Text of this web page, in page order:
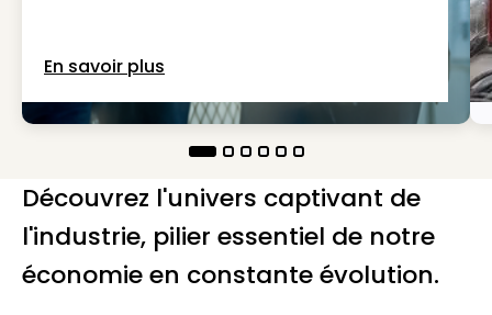
En savoir plus
Découvrez l'univers captivant de
l'industrie, pilier essentiel de notre
économie en constante évolution.